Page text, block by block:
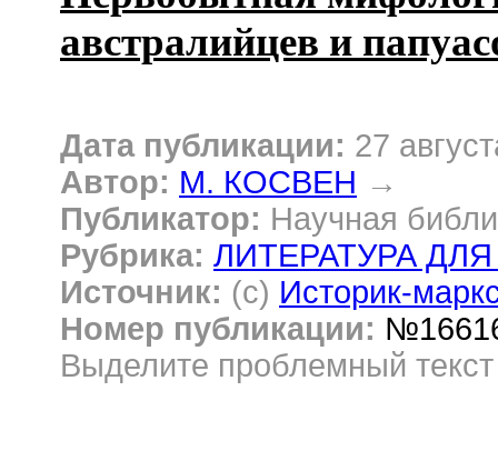
австралийцев и
Дата публикации: 27
Автор: М. КОСВЕН →
Публикатор: Научная
Рубрика: ЛИТЕРАТУРА
Источник: (c) Историк-
Номер публикации:
Выделите проблемный